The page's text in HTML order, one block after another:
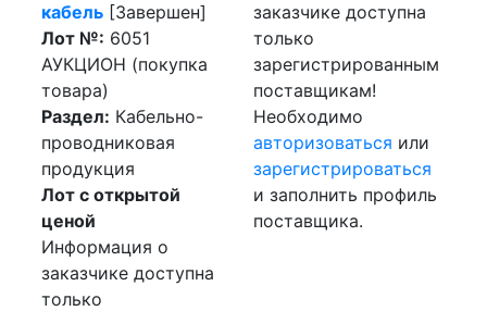
кабель [Завершен]
Лот №: 6051
АУКЦИОН (покупка
товара)
Раздел: Кабельно-
проводниковая
продукция
Лот с открытой
ценой
Информация о
заказчике доступна
только
заказчике доступна
только
зарегистрированным
поставщикам!
Необходимо
авторизоваться или
зарегистрироваться
и заполнить профиль
поставщика.